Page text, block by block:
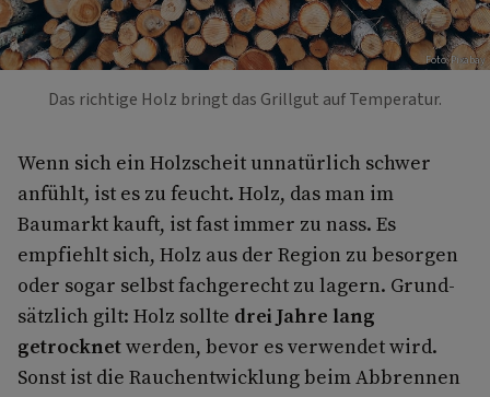
Foto: Pixabay
Das richtige Holz bringt das Grillgut auf Temperatur.
Wenn sich ein Holzscheit unnatürlich schwer
anfühlt, ist es zu feucht. Holz, das man im
Baumarkt kauft, ist fast immer zu nass. Es
empfiehlt sich, Holz aus der Region zu besorgen
oder sogar selbst fachgerecht zu lagern. Grund­
sätzlich gilt: Holz sollte drei Jahre lang
getrocknetwerden, bevor es verwendet wird.
Sonst ist die Rauchentwicklung beim Abbrennen